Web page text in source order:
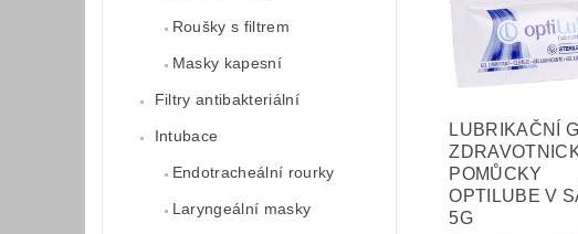
Roušky s filtrem
Masky kapesní
Filtry antibakteriální
Intubace
Endotracheální rourky
Laryngeální masky
LUBRIKAČNÍ
POMŮCKY
OPTILUBE V
5G